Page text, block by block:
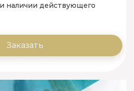
наличии действующего
Заказать